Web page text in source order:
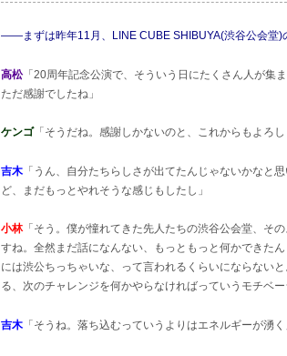
――まずは昨年11月、LINE CUBE SHIBUYA(渋谷公会堂)
高松「20周年記念公演で、そういう日にたくさん人が集
ただ感謝でしたね」
ケンゴ「そうだね。感謝しかないのと、これからもよろし
吉木 「うん、自分たちらしさが出てたんじゃないかなと
ど、まだもっとやれそうな感じもしたし」
小林「そう。僕が憧れてきた先人たちの渋谷公会堂、そ
すね。全然まだ話になんない、もっともっと何かできた
には渋公ちっちゃいな、って言われるくらいにならない
る、次のチャレンジを何かやらなければっていうモチベー
吉木 「そうね。落ち込むっていうよりはエネルギーが湧く